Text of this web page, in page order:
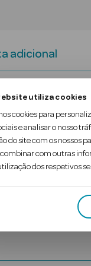
utiliza cookies
cookies para
e analisar o nosso
do site com os nossos
com outras
dos respetivos
adicional
que fornece a
sua